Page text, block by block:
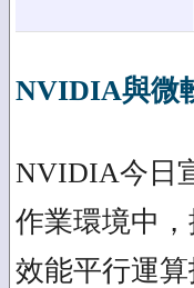
NVIDIA與微
NVIDIA今日
作業環境中
效能平行運